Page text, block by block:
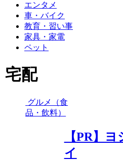
エンタメ
車・バイク
教育・習い事
家具・家電
ペット
宅配
グルメ（食
品・飲料）
【PR】ヨ
イ